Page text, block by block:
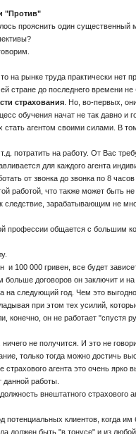
"Против"
прояснить один
рынке труда практически нет
до последнего времени
страхования . Но, во-первых,
обучения начат не так давно
агентом своими силами. В
потратить на работу. От Вас
для каждого агента
от звонка до звонка по 8
работой, что также может быть
зарабатывающим не
общается с большим
100 000 гривен, все будет
договоров он заключит и
на следующий год. Чем это
при этом тех усилий,
он не работает "спустя
не получится. И это не
только тогда можно достичь
агента это очень ярко
данной работы.
внештатного страхового
клиентов, когда
должен быть "в тонусе" и из